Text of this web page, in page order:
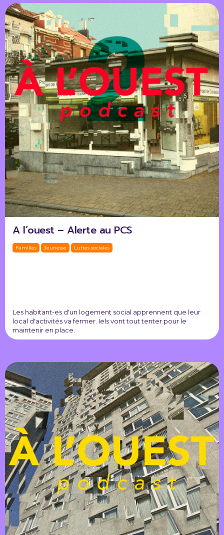
A l’ouest – Alerte au PCS
Familles Jeunesse Luttes sociales
Les habitant-es d'un logement social apprennent que leur
local d'activités va fermer. Iels vont tout tenter pour le
maintenir en place.